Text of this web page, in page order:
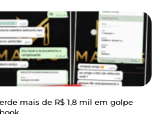
mais de R$ 1,8 mil em golpe